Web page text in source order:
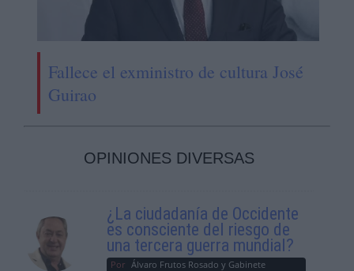
Fallece el exministro de cultura José
Guirao
OPINIONES DIVERSAS
¿La ciudadanía de Occidente
es consciente del riesgo de
una tercera guerra mundial?
Por Álvaro Frutos Rosado y Gabinete